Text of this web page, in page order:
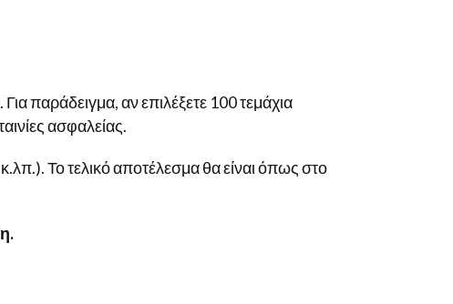
παράδειγμα, αν επιλέξετε 100 τεμάχια
ασφαλείας.
Το τελικό αποτέλεσμα θα είναι όπως στο